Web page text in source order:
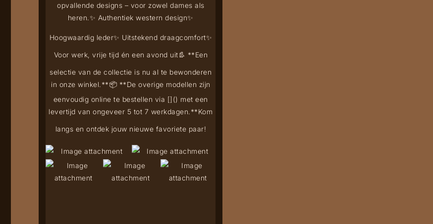
opvallende designs – voor zowel dames als
heren.✨ Authentiek western design✨
Hoogwaardig leder✨ Uitstekend draagcomfort✨
Voor werk, vrije tijd én een avond uit👢 **Een
selectie van de collectie is nu al te bewonderen
in onze winkel.**📦 **De overige modellen zijn
eenvoudig online te bestellen via []() met een
levertijd van ongeveer 5 tot 7 werkdagen.**Kom
langs en ontdek jouw nieuwe favoriete paar!